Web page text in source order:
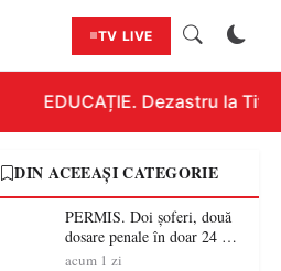
TV LIVE
EDUCAȚIE. Dezastru la
DIN ACEEAȘI CATEGORIE
PERMIS. Doi șoferi, două
dosare penale în doar 24 de
ore la Petea! Unul avea
acum 1 zi